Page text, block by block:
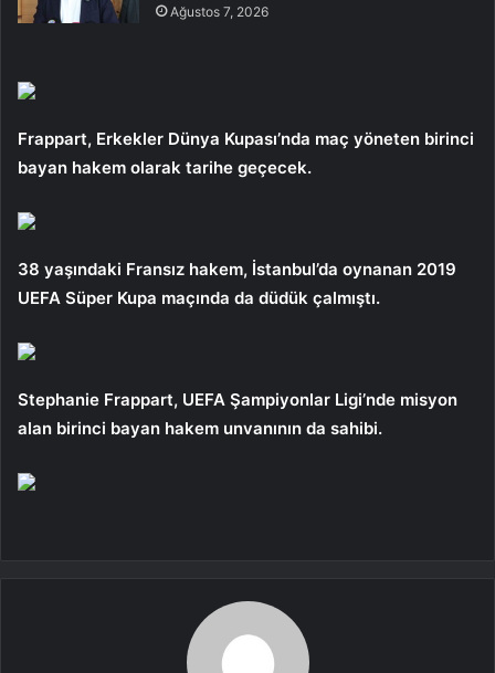
Ağustos 7, 2026
Frappart, Erkekler Dünya Kupası’nda maç yöneten birinci
bayan hakem olarak tarihe geçecek.
38 yaşındaki Fransız hakem, İstanbul’da oynanan 2019
UEFA Süper Kupa maçında da düdük çalmıştı.
Stephanie Frappart, UEFA Şampiyonlar Ligi’nde misyon
alan birinci bayan hakem unvanının da sahibi.